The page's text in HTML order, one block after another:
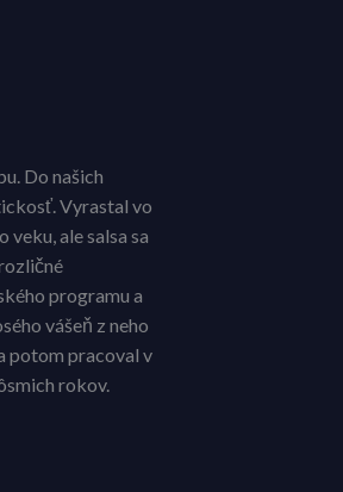
Do našich
Vyrastal vo
ale salsa sa
programu a
vášeň z neho
potom pracoval v
rokov.